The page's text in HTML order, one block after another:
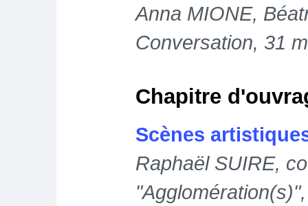
Anna MIONE,
Conversation, 31
Chapitre
Scènes
Raphaël SUIRE,